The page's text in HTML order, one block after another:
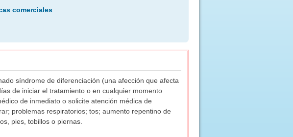
comerciales
síndrome de diferenciación (una afección que afecta
de iniciar el tratamiento o en cualquier momento
de inmediato o solicite atención médica de
problemas respiratorios; tos; aumento repentino de
pies, tobillos o piernas.